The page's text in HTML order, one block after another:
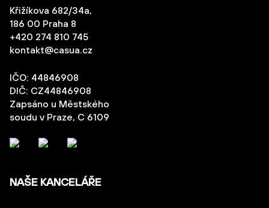
Křižíkova 682/34a,
186 00 Praha 8
+420 274 810 745
kontakt@casua.cz
IČO: 44846908
DIČ: CZ44846908
Zapsáno u Městského
soudu v Praze, C 6109
NAŠE KANCELÁŘE